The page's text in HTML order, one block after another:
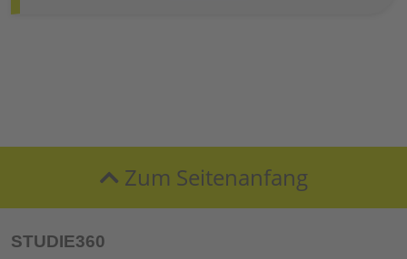
Zum Seitenanfang
STUDIE360